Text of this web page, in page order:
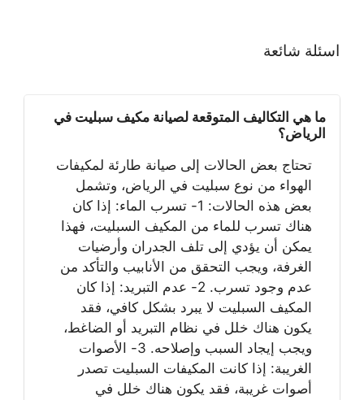
اسئلة شائعة
ما هي التكاليف المتوقعة لصيانة مكيف سبليت في
الرياض؟
تحتاج بعض الحالات إلى صيانة طارئة لمكيفات
الهواء من نوع سبليت في الرياض، وتشمل
بعض هذه الحالات: 1- تسرب الماء: إذا كان
هناك تسرب للماء من المكيف السبليت، فهذا
يمكن أن يؤدي إلى تلف الجدران وأرضيات
الغرفة، ويجب التحقق من الأنابيب والتأكد من
عدم وجود تسرب. 2- عدم التبريد: إذا كان
المكيف السبليت لا يبرد بشكل كافي، فقد
يكون هناك خلل في نظام التبريد أو الضاغط،
ويجب إيجاد السبب وإصلاحه. 3- الأصوات
الغريبة: إذا كانت المكيفات السبليت تصدر
أصوات غريبة، فقد يكون هناك خلل في